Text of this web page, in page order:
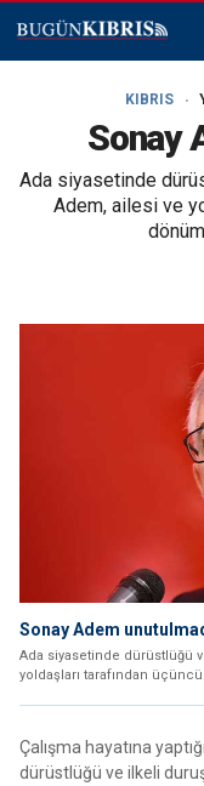
KIBRIS
Sonay
Ada siyasetinde
Adem, ailesi ve
Sonay Adem
Ada siyasetinde dürüstlüğü
yoldaşları tarafından
Çalışma hayatına
dürüstlüğü ve ilkeli